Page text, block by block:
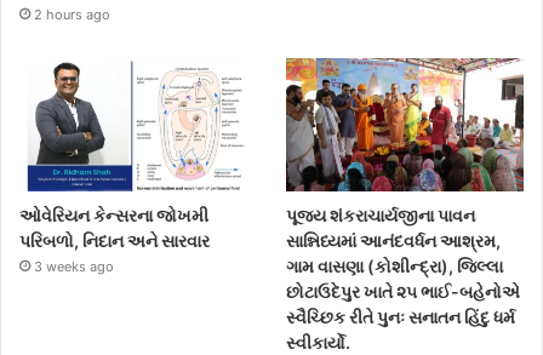
2 hours ago
ઓવેરિયન કેન્સરના જોખમી
પરિબળો, નિદાન અને સારવાર
3 weeks ago
પૂજ્ય શંકરાચાર્યજીના પાવન
સાન્નિધ્યમાં આનંદવર્ધન આશ્રમ,
ગામ વાસણા (કોશીન્દ્રા), જિલ્લા
છોટાઉદેપુર ખાતે ૨૫ ભાઈ-બહેનોએ
સ્વૈચ્છિક રીતે પુનઃ સનાતન હિંદુ ધર્મ
સ્વીકાર્યો.